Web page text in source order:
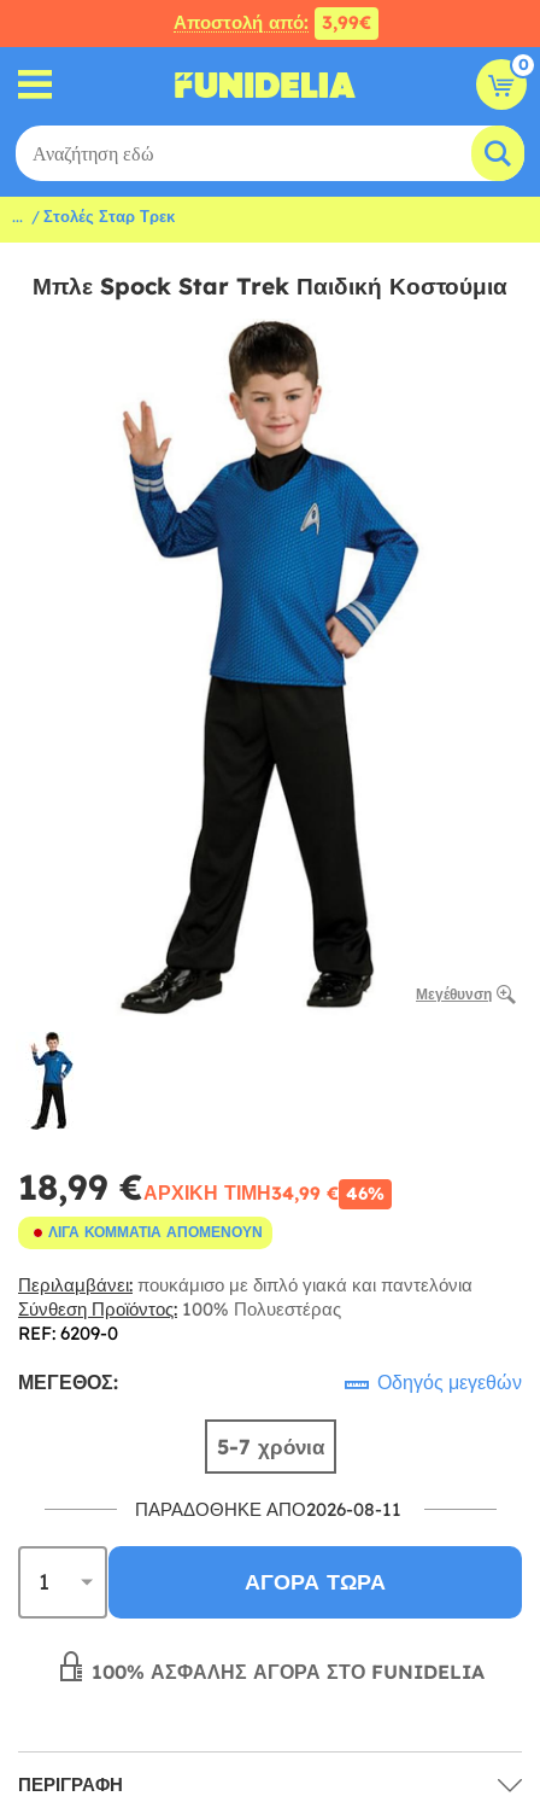
Αποστολή από: 3,99€
0
... Στολές Σταρ Τρεκ
Μπλε Spock Star Trek Παιδική Κοστούμια
Μεγέθυνση
18,99 €ΑΡΧΙΚΉ ΤΙΜΉ34,99 € 46%
ΛΊΓΑ ΚΟΜΜΆΤΙΑ ΑΠΟΜΈΝΟΥΝ
Περιλαμβάνει: πουκάμισο με διπλό γιακά και παντελόνια
Σύνθεση Προϊόντος: 100% Πολυεστέρας
REF: 6209-0
ΜΈΓΕΘΟΣ: Οδηγός μεγεθών
5-7 χρόνια
ΠΑΡΑΔΌΘΗΚΕ ΑΠΌ2026-08-11
ΑΓΟΡΆ ΤΏΡΑ
100% ΑΣΦΑΛΉΣ ΑΓΟΡΆ ΣΤΟ FUNIDELIA
ΠΕΡΙΓΡΑΦΉ